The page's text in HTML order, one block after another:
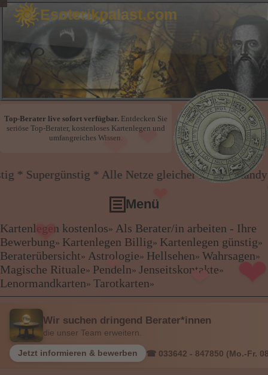
❤
❤
❤
❤
❤
Esoterikpalast.com
Top-Berater live sofort verfügbar.Entdecken Sie
seriöse Top-Berater, kostenloses Kartenlegen und
umfangreiches Wissen.
* Alle Netze gleicher Preis * Handy und
Menü
Kartenlegen kostenlos
Als Berater/in arbeiten - Ihre Bewerbung
Kartenlegen Billig
Kartenlegen günstig
Beraterübersicht
Astrologie
Hellsehen
Wahrsagen
Magische Rituale
Pendeln
Kartenlegen kostenlos» Als Berater/in arbeiten - Ihre
Bewerbung» Kartenlegen Billig» Kartenlegen günstig»
Beraterübersicht» Astrologie» Hellsehen» Wahrsagen»
Magische Rituale» Pendeln» Jenseitskontakte»
Lenormandkarten» Tarotkarten»
Wir suchen dringend Berater*innen
die unser Team erweitern.
Jetzt informieren & bewerben ☎ 033642 - 847850 (Mo.-Fr.